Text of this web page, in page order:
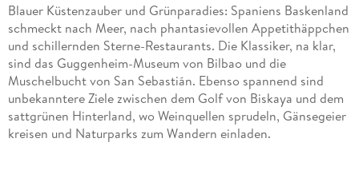
Blauer Küstenzauber und Grünparadies: Spaniens Baskenland
schmeckt nach Meer, nach phantasievollen Appetithäppchen
und schillernden Sterne-Restaurants. Die Klassiker, na klar,
sind das Guggenheim-Museum von Bilbao und die
Muschelbucht von San Sebastián. Ebenso spannend sind
unbekanntere Ziele zwischen dem Golf von Biskaya und dem
sattgrünen Hinterland, wo Weinquellen sprudeln, Gänsegeier
kreisen und Naturparks zum Wandern einladen.